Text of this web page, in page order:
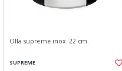
Olla supreme inox. 22 cm.
SUPREME